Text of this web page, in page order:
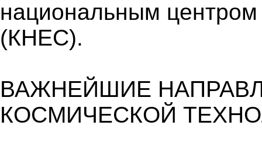
национальным центром
(КНЕС).
ВАЖНЕЙШИЕ
КОСМИЧЕСКОЙ